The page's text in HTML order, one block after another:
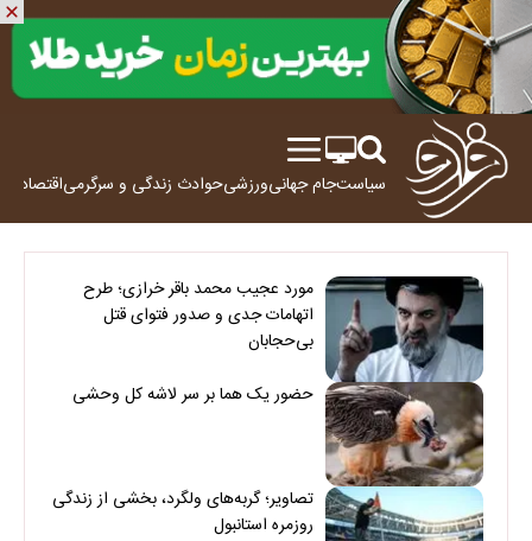
سیاستجام جهانیورزشیحوادث زندگی و سرگرمیاقتصاد
مورد عجیب محمد باقر خرازی؛ طرح
اتهامات جدی و صدور فتوای قتل
بی‌حجابان
حضور یک هما بر سر لاشه‌ کل وحشی
تصاویر؛ گربه‌های ولگرد، بخشی از زندگی
روزمره استانبول